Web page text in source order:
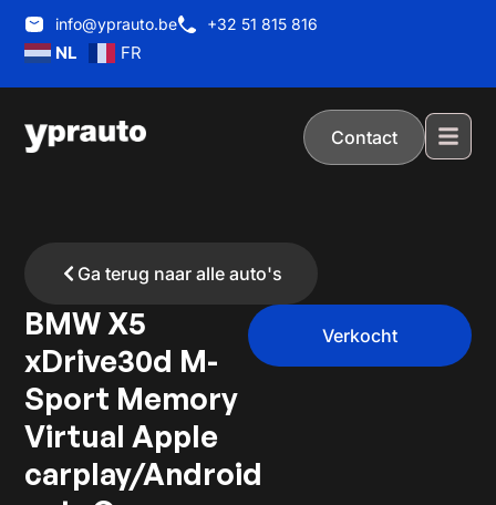
info@yprauto.be +32 51 815 816
NL FR
Contact
Ga terug naar alle auto's
BMW X5
xDrive30d M-
Sport Memory
Virtual Apple
carplay/Android
Verkocht